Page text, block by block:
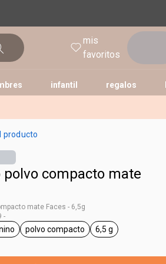
mis
favoritos
infantil regalos
tododia una
producto
polvo compacto mate
mate Faces - 6,5g
-
femenino
general.tag polvo compacto
polvo compacto
general.tag 6,5 g
6,5 g